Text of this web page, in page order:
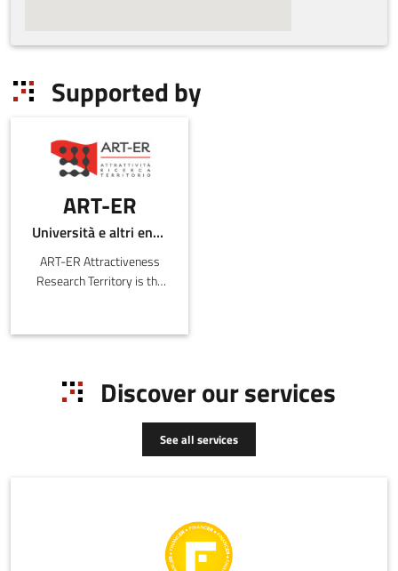
Supported by
ART-ER
Università e altri enti pubblici
ART-ER Attractiveness
Research Territory is the
the purpose o
Discover our services
See all services